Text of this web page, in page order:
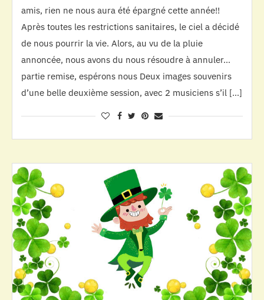
amis, rien ne nous aura été épargné cette année!!
Après toutes les restrictions sanitaires, le ciel a décidé
de nous pourrir la vie. Alors, au vu de la pluie
annoncée, nous avons du nous résoudre à annuler…
partie remise, espérons nous Deux images souvenirs
d’une belle deuxième session, avec 2 musiciens s’il […]